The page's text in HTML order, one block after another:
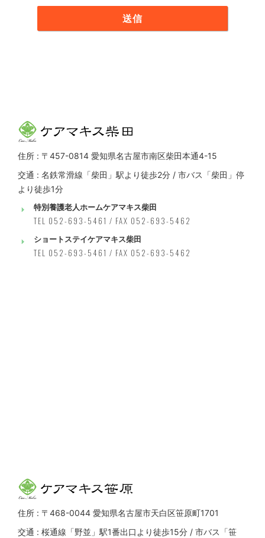
住所 : 〒457-0814 愛知県名古屋市南区柴田本通4-15
交通 : 名鉄常滑線「柴田」駅より徒歩2分 / 市バス「柴田」停
より徒歩1分
特別養護老人ホームケアマキス柴田
TEL 052-693-5461 / FAX 052-693-5462
ショートステイケアマキス柴田
TEL 052-693-5461 / FAX 052-693-5462
住所 : 〒468-0044 愛知県名古屋市天白区笹原町1701
交通 : 桜通線「野並」駅1番出口より徒歩15分 / 市バス「笹